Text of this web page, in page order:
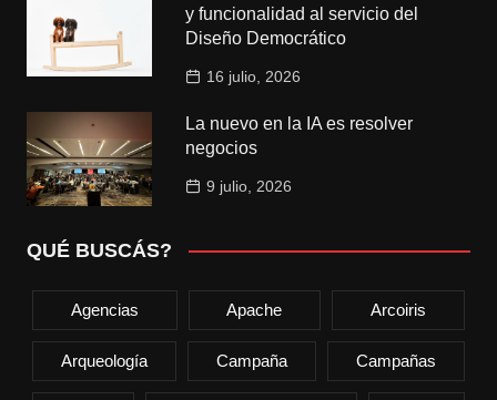
y funcionalidad al servicio del
Diseño Democrático
16 julio, 2026
La nuevo en la IA es resolver
negocios
9 julio, 2026
QUÉ BUSCÁS?
Agencias Apache Arcoiris
Arqueología Campaña Campañas